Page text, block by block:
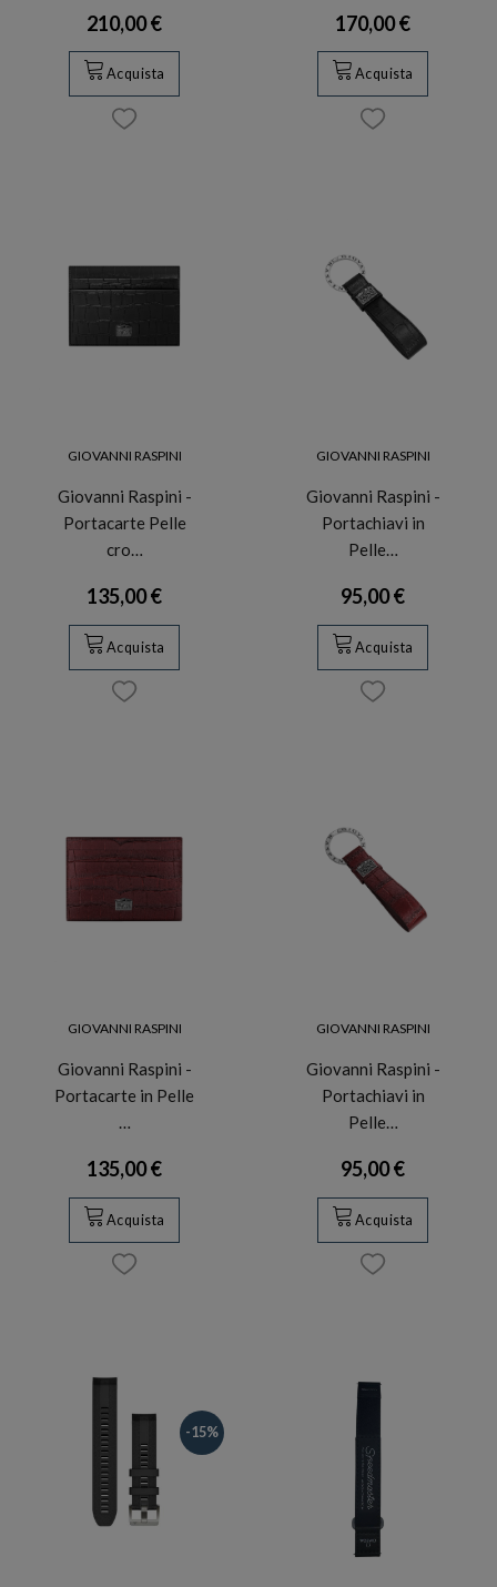
210,00 €
Acquista
170,00 €
Acquista
GIOVANNI RASPINI
Giovanni Raspini -
Portacarte Pelle
cro…
135,00 €
Acquista
GIOVANNI RASPINI
Giovanni Raspini -
Portachiavi in
Pelle…
95,00 €
Acquista
GIOVANNI RASPINI
Giovanni Raspini -
Portacarte in Pelle
…
135,00 €
Acquista
GIOVANNI RASPINI
Giovanni Raspini -
Portachiavi in
Pelle…
95,00 €
Acquista
-15%